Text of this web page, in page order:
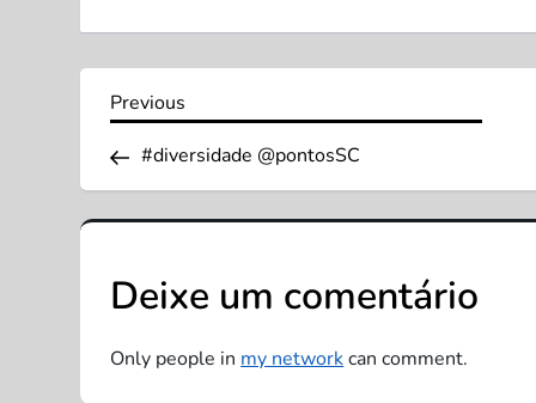
N
a
v
e
g
Previous
Previous
#diversidade @pontosSC
Deixe um comentário
Only people inmy networkcan comment.